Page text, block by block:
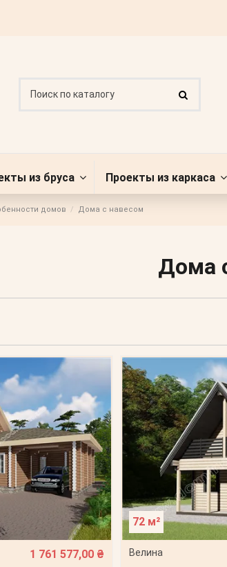
из бруса Проекты из каркаса
домов Дома с навесом
Дома
1 761 577,00 ₴
72 м²
Велина